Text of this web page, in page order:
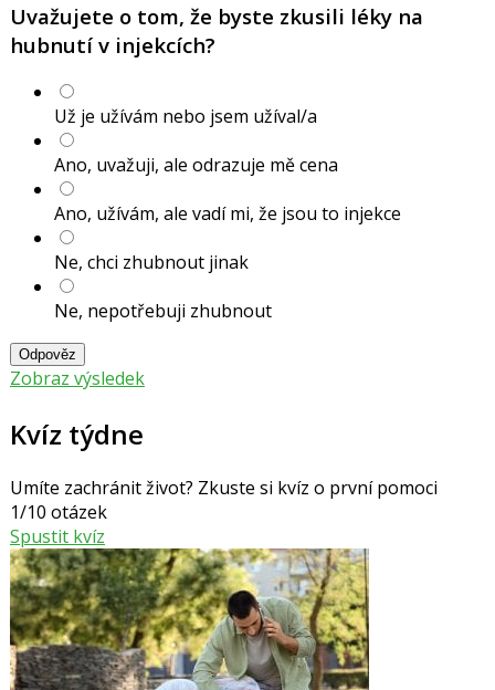
Uvažujete o tom, že byste zkusili léky na
hubnutí v injekcích?
Už je užívám nebo jsem užíval/a
Ano, uvažuji, ale odrazuje mě cena
Ano, užívám, ale vadí mi, že jsou to injekce
Ne, chci zhubnout jinak
Ne, nepotřebuji zhubnout
Odpověz
Zobraz výsledek
Kvíz týdne
Umíte zachránit život? Zkuste si kvíz o první pomoci
1/10 otázek
Spustit kvíz